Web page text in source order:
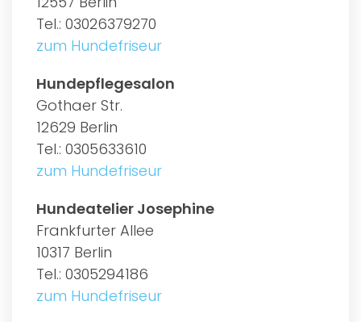
Tel.: 03026379270
zum Hundefriseur
Hundepflegesalon
Gothaer Str.
12629 Berlin
Tel.: 0305633610
zum Hundefriseur
Hundeatelier Josephine
Frankfurter Allee
10317 Berlin
Tel.: 0305294186
zum Hundefriseur